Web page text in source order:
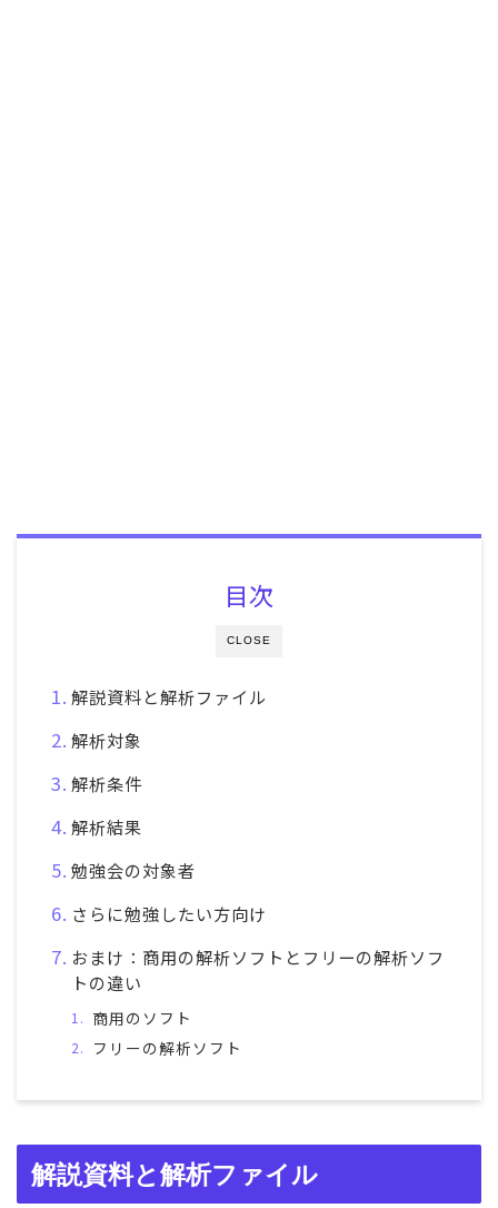
CLOSE
目次
解説資料と解析ファイル
解析対象
解析条件
解析結果
勉強会の対象者
さらに勉強したい方向け
おまけ：商用の解析ソフトとフリーの解析ソフ
トの違い
商用のソフト
フリーの解析ソフト
解説資料と解析ファイル